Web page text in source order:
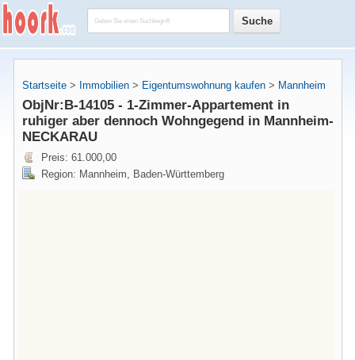
Startseite > Immobilien > Eigentumswohnung kaufen > Mannheim
ObjNr:B-14105 - 1-Zimmer-Appartement in
ruhiger aber dennoch Wohngegend in Mannheim-
NECKARAU
Preis: 61.000,00
Region: Mannheim, Baden-Württemberg